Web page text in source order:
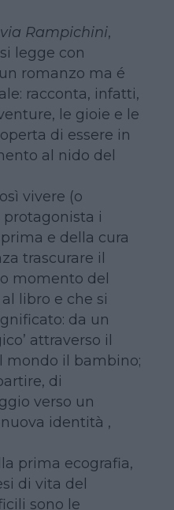
Rampichini,
legge con
romanzo ma é
racconta, infatti,
le gioie e le
di essere in
al nido del
vivere (o
protagonista i
e della cura
trascurare il
momento del
libro e che si
da un
attraverso il
mondo il bambino;
di
verso un
identità ,
prima ecografia,
di vita del
sono le